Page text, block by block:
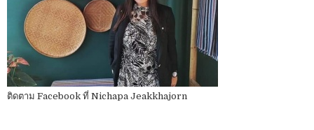
ติดตาม Facebook ที่ Nichapa Jeakkhajorn